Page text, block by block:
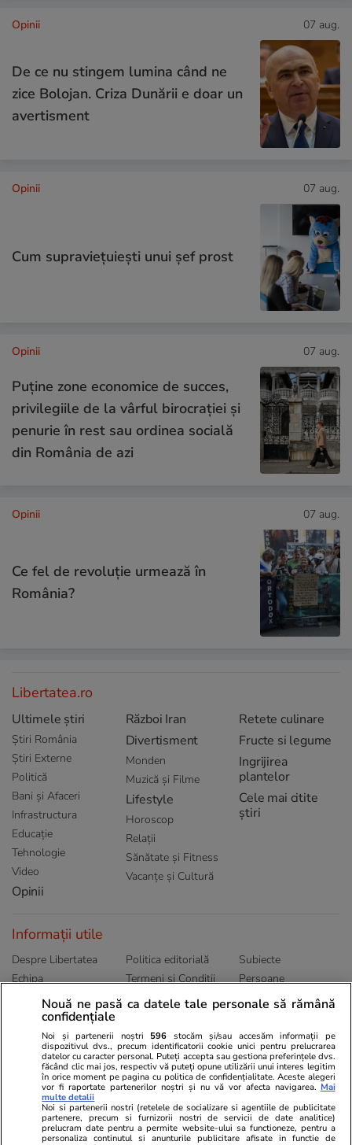
Opinii 07 aug.
De ce nu stingem lumina când ne
zice Bolojan. Criza Dunării e doar un
avertisment
Opinii 07 aug.
Cum supraviețuiești unui șef prost
Opinii 07 aug.
Puține zone economice de succes,
privilegiile de la vârful birocrației și
penurie în rest sau ordinea socială
din România de azi
Opinii 07 aug.
Ce fel de revoluție urmează în
România?
Libertatea.ro
Ultimele știri
Știri România
Știri Externe
Politică
Bani și Afaceri
Infrastructura
Educație
Tehnologie
Video
Opinii
Război Iran
Divertisment
Monden
Muzică și Filme
Lifestyle
Horoscop
Relații
Sănătate și Fitness
Vacanțe și Cultură
Retete culinare
Fructe si legume
Ingrijirea
plantelor
Cele mai citite
știri
Informații utile
Despre Libertatea
Echipa
Publicitate
Politica de
confidențialitate
Politica editorială
Termeni și Conditii
Abonamente
Subiecte
Persoane
Sitemap
Ringier România
Libertatea pentru
Unica.ro
ELLE
Gazeta Sporturilor
Stiri mondene
Locuri de muncă
Imobiliare.ro
Jobradar24
Nouă ne pasă ca datele tale personale să rămână
confidențiale
Noi și partenerii noștri 596 stocăm și/sau accesăm informații pe
dispozitivul dvs., precum identificatorii cookie unici pentru prelucrarea
datelor cu caracter personal. Puteți accepta sau gestiona preferințele dvs.
făcând clic mai jos, respectiv vă puteți opune utilizării unui interes legitim
în orice moment pe pagina cu politica de confidențialitate. Aceste alegeri
vor fi raportate partenerilor noștri și nu vă vor afecta navigarea. Mai
multe detalii
Noi si partenerii nostri (retelele de socializare si agentiile de publicitate
partenere, precum si furnizorii nostri de servicii de date analitice)
prelucram date pentru a permite website-ului sa functioneze, pentru a
personaliza continutul si anunturile publicitare afisate in functie de